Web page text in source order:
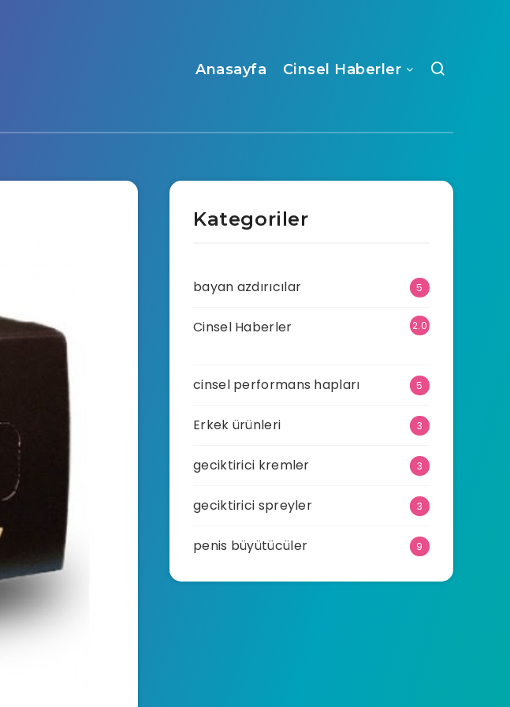
Anasayfa Cinsel Haberler
Kategoriler
bayan azdırıcılar 5
Cinsel Haberler
2.0
cinsel performans hapları 5
Erkek ürünleri 3
geciktirici kremler 3
geciktirici spreyler 3
penis büyütücüler 9